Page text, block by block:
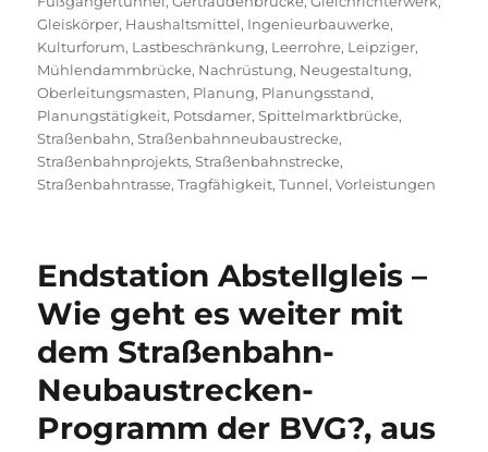
Gleiskörper, Haushaltsmittel, Ingenieurbauwerke,
Kulturforum, Lastbeschränkung, Leerrohre, Leipziger,
Mühlendammbrücke, Nachrüstung, Neugestaltung,
Oberleitungsmasten, Planung, Planungsstand,
Planungstätigkeit, Potsdamer,Spittelmarktbrücke,
Straßenbahn,Straßenbahnneubaustrecke,
Straßenbahnprojekts,Straßenbahnstrecke,
Straßenbahntrasse,Tragfähigkeit,Tunnel,Vorleistungen
Endstation Abstellgleis –
Wie geht es weiter mit
dem Straßenbahn-
Neubaustrecken-
Programm der BVG?, aus